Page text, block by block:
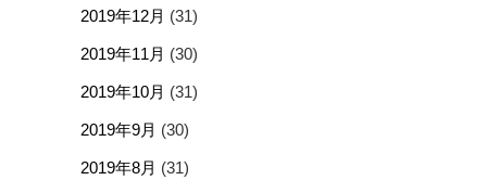
2019年12月 (31)
2019年11月 (30)
2019年10月 (31)
2019年9月 (30)
2019年8月 (31)